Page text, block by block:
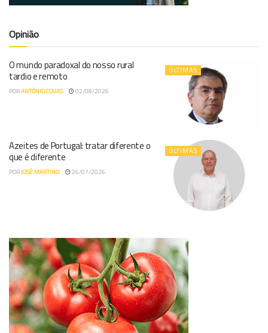
Opinião
ÚLTIMAS
O mundo paradoxal do nosso rural
tardio e remoto
PORANTÓNIO COVAS 02/08/2026
ÚLTIMAS
Azeites de Portugal: tratar diferente o
que é diferente
PORJOSÉ MARTINO 26/07/2026